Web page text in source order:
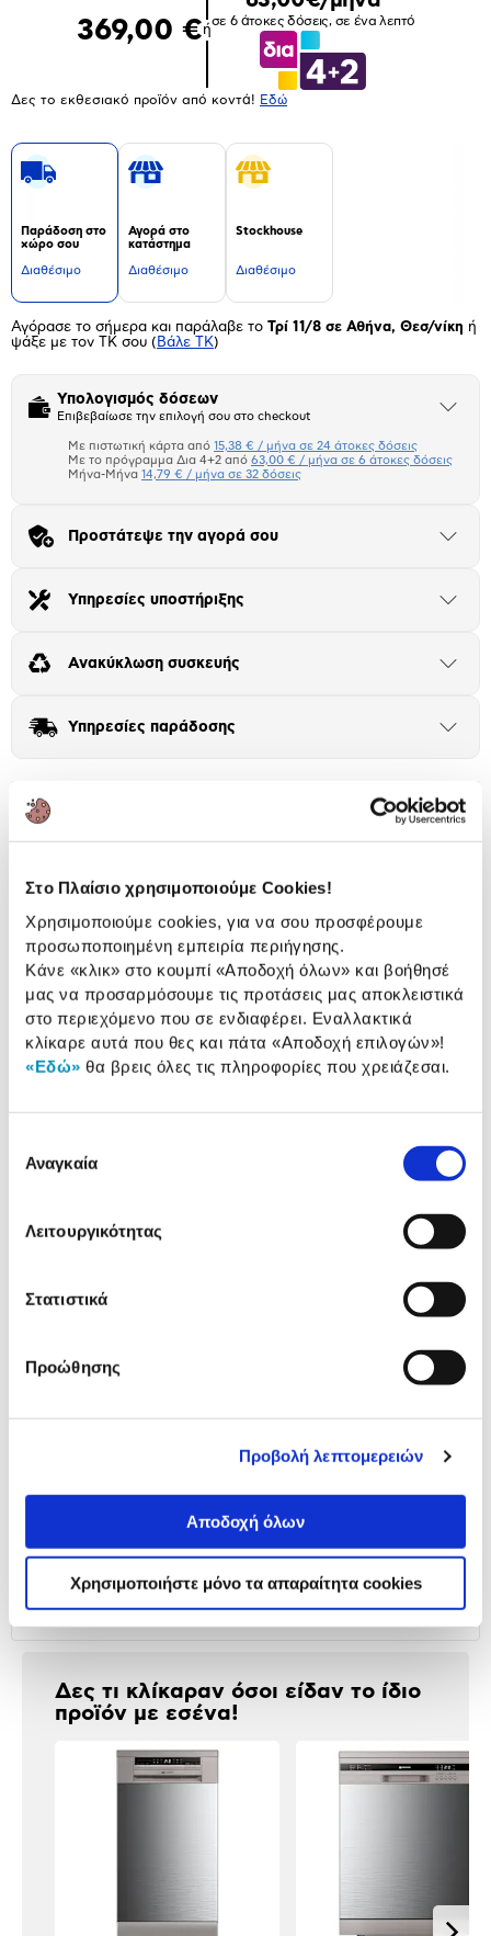
Στο Πλαίσιο χρησιμοποιούμε Cookies!
Χρησιμοποιούμε cookies, για να σου προσφέρουμε
προσωποποιημένη εμπειρία περιήγησης.
Κάνε «κλικ» στο κουμπί «Αποδοχή όλων» και βοήθησέ
μας να προσαρμόσουμε τις προτάσεις μας αποκλειστικά
στο περιεχόμενο που σε ενδιαφέρει. Εναλλακτικά
κλίκαρε αυτά που θες και πάτα «Αποδοχή επιλογών»!
«Εδώ» θα βρεις όλες τις πληροφορίες που χρειάζεσαι.
συγκατάθεσης
Αναγκαία
Λειτουργικότητας
Στατιστικά
Προώθησης
Προβολή λεπτομερειών
Αποδοχή όλων
Χρησιμοποιήστε μόνο τα απαραίτητα cookies
369,00 €ή
σε 6 άτοκες δόσεις, σε ένα λεπτό
Δες το εκθεσιακό προϊόν από κοντά! Eδώ
Παράδοση στο
χώρο σου
Διαθέσιμο
Αγορά στο
κατάστημα
Διαθέσιμο
Stockhouse
Διαθέσιμο
Αγόρασε το σήμερα και παράλαβε το Τρί 11/8 σε Αθήνα, Θεσ/νίκη ή
ψάξε με τον ΤΚ σου ( Βάλε ΤΚ)
Υπολογισμός δόσεων
Επιβεβαίωσε την επιλογή σου στο checkout
Άνοιξε
Πιστωτική κάρτα
Μήνα Μήνα
Αριθμός δόσεων
Με πιστωτική κάρτα από 15,38 € / μήνα σε 24 άτοκες δόσεις
Με το πρόγραμμα Δια 4+2 από 63,00 € / μήνα σε 6 άτοκες δόσεις
Μήνα-Μήνα 14,79 € / μήνα σε 32 δόσεις
Προστάτεψε την αγορά σου
Άνοιξε
Υπηρεσίες υποστήριξης
Άνοιξε
Ανακύκλωση συσκευής
Άνοιξε
Υπηρεσίες παράδοσης
Άνοιξε
Δήλωση συμμόρφωσης
το
Εκτύπωσέ το
Περιγραφή
Πλυντήριο πιάτων Kendrix για 13 σερβίτσια, με Auto
Wash και με πρόγραμμα μισού φορτίου, ώστε να
ενεργοποιείς την πλύση των πιάτων χωρίς περιττά
έξοδα, ακόμα κι αν ο θάλαμος δεν έχει γεμίσει
εντελώς!
A.E.B.E.
Ενεργειακή κλάση: C
7
προϊόντος
Αξιολογήσεις
Αξιολογήσεις
Δες τι κλίκαραν όσοι είδαν το ίδιο
προϊόν με εσένα!